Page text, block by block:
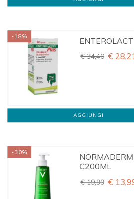
€ 34,40 €
-18%
AGGIUNGI
C200ML
€ 19,99 €
-30%